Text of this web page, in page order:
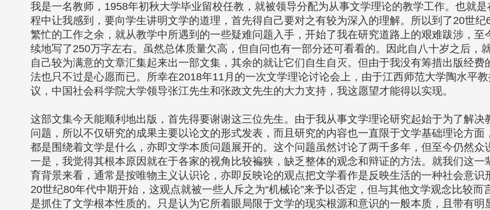
我是一名教师，1958年初秋大学毕业留校任教，就被领导分配为从事文学理论的教学工作。也就是
程中让我感到，要向学生讲明文学的道理，首先得自己要对之有较为深入的理解。所以到了20世纪
繁忙的工作之余，就从教学中所遇到的一些疑难问题入手，开始了我在研究道路上的艰难跋涉，至
续地写了250万字左右。虽然总体质量欠高，但自问也有一部分还可看看的。因此自八十岁之后，
自己较为满意的文章汇集起来出一部文集，其余的就让它们自生自灭。但由于我没有筹措出版经费
法也只不过是心愿而已。所幸在2018年11月的一次文学理论讨论会上，由于江西师范大学陶水平
议，中国社会科学院大学领导张江先生和张政文先生的大力支持，我这愿望才能得以实现。
这部文集今天能顺利地出版，首先得要谢谢这三位先生。由于我从事文学理论研究起始于为了解决
问题，所以不仅研究的成果主要以论文的形式发表，而且研究的内容也一直限于文学基础理论方面
都是围绕着文学是什么，亦即文学本质问题展开的。这个问题虽然讨论了两千多年，但至今仍然众
一是，我觉得其根本原因就在于各家的视角比较褊狭，缺乏整体的观念和辩证的方法。就我们这一
育背景来看，通常是按唯物主义认识论，亦即反映论的观点把文学看作是反映生活的一种社会意识
20世纪80年代中期开始，这观点就被一些人斥之为“机械论”来予以否定，但与其他文学观念比较而
是抓住了文学根本性质的。只是认为它所着眼局限于文学的现实根源和意识的一般本质，且带有明